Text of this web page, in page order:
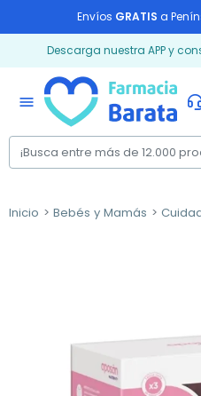
Envíos GRATIS a
Descarga nuestra APP y
menu
Inicio Bebés y Mamás